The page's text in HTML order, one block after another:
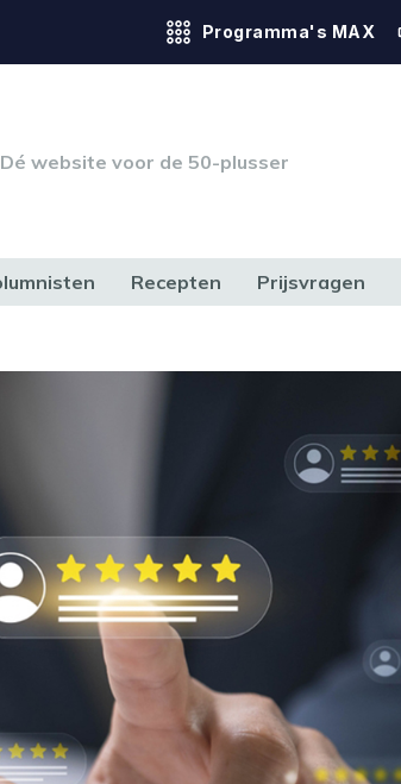
Programma's MAX
Dé website voor de 50-plusser
Recepten Prijsvragen